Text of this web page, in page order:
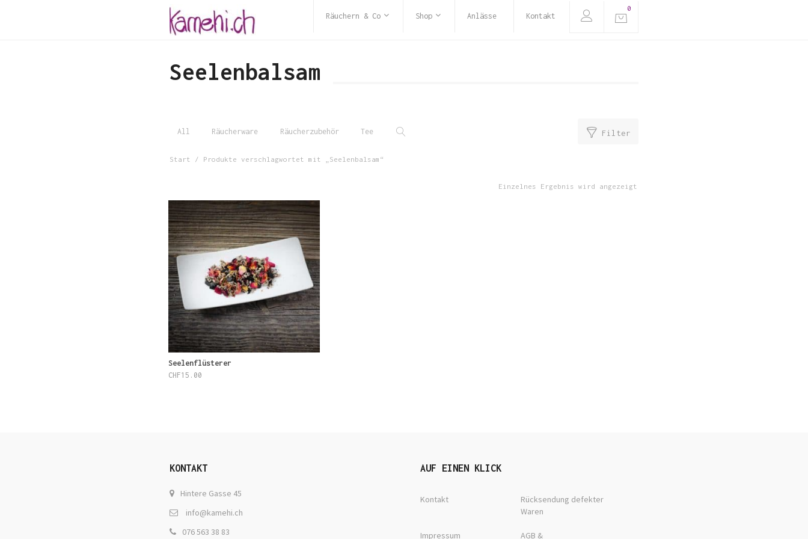
Räuchern & Co Shop Anlässe Kontakt
0
Seelenbalsam
All Räucherware Räucherzubehör Tee Filter
Start / Produkte verschlagwortet mit „Seelenbalsam“
Einzelnes Ergebnis wird angezeigt
Seelenflüsterer
CHF15.00
KONTAKT
Hintere Gasse 45
info@kamehi.ch
076 563 38 83
AUF EINEN KLICK
Kontakt
Rücksendung defekter
Waren
Impressum AGB &